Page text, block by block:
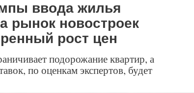
ввода жилья
рынок новостроек
рост цен
подорожание квартир, а
по оценкам экспертов, будет